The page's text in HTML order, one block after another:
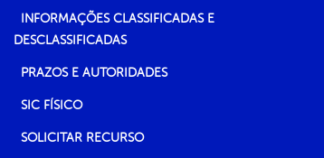
INFORMAÇÕES CLASSIFICADAS E
DESCLASSIFICADAS
PRAZOS E AUTORIDADES
SIC FÍSICO
SOLICITAR RECURSO